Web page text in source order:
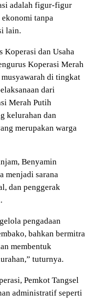
adalah figur-figur
tanpa
lain.
Koperasi dan Usaha
Koperasi Merah
di tingkat
dari
Merah Putih
kelurahan dan
merupakan warga
Benyamin
menjadi sarana
dan penggerak
pengadaan
bahkan bermitra
membentuk
tuturnya.
Pemkot Tangsel
administratif seperti